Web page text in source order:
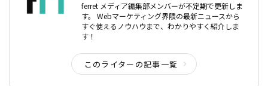
ferret メディア編集部メンバーが不定期で更新しま
す。 Webマーケティング界隈の最新ニュースから
すぐ使えるノウハウまで、わかりやすく紹介しま
す！
このライターの記事一覧